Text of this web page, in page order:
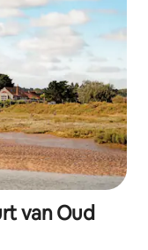
van Oud